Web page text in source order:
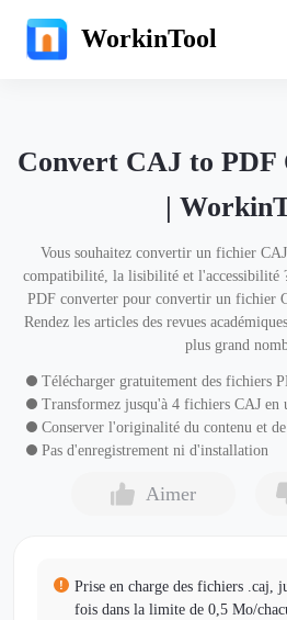
WorkinTool
Convert CAJ to PDF
|
Vous souhaitez convertir un fichier
compatibilité, la lisibilité et l'accessibilité
PDF converter pour convertir un fichier
Rendez les articles des revues
plus grand
Télécharger gratuitement des fichiers
Transformez jusqu'à 4 fichiers CAJ en
Conserver l'originalité du contenu et de
Pas d'enregistrement ni d'installation
Aimer
Prise en charge des fichiers .caj,
fois dans la limite de 0,5 Mo/